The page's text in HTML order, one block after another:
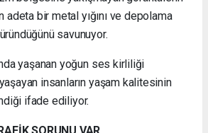
adeta bir metal yığını ve depolama
savunuyor.
yaşanan yoğun ses kirliliği
insanların yaşam kalitesinin
ifade ediliyor.